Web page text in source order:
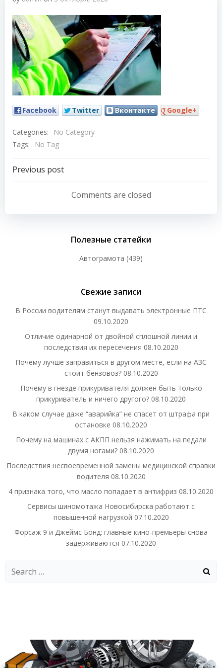
Facebook Twitter Вконтакте Google+
Categories:
No Category
Tags:
No Tag
Навигация
записям
Previous post
Comments are closed
Полезные статейки
Автограмота (439)
Свежие записи
В России водителям станут выдавать электронные ПТС
09.10.2020
Отличие одинарной от двойной сплошной линии и
последствия их пересечения 08.10.2020
Почему лучше заправиться в другом месте, если на АЗС
стоит бензовоз? 08.10.2020
Почему в гнезде прикуривателя должен быть только
прикуриватель и ничего другого? 08.10.2020
В каком случае даже “аварийка” не спасет от штрафа при
остановке 08.10.2020
Почему на машинах с АКПП нельзя нажимать на педали
двумя ногами? 08.10.2020
Последствия несвоевременной замены медицинской справки
водителя 08.10.2020
4 признака того, что масло попадает в антифриз 08.10.2020
Сервисы шиномотажа Новосибирска работают с
повышенной нагрузкой 07.10.2020
Форсаж 9 и Джеймс Бонд: главные кино-премьеры снова
задерживаются 07.10.2020
Search